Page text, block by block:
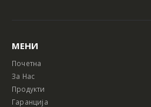
МЕНИ
Почетна
За Нас
Продукти
Гаранција